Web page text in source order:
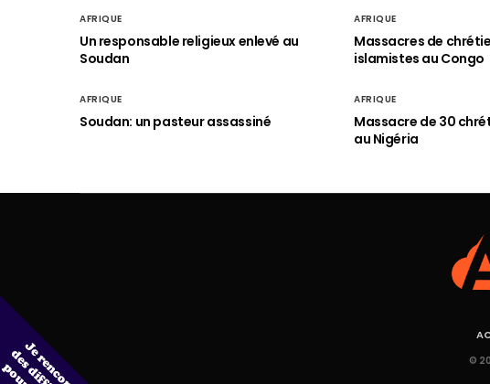
AFRIQUE
Un responsable religieux enlevé au
Soudan
AFRIQUE
Massacres de
islamistes au Congo
AFRIQUE
Soudan: un pasteur assassiné
AFRIQUE
Massacre de 30
au Nigéria
©